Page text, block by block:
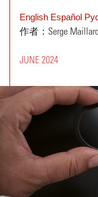
English Español
作者：Serge
JUNE 2024